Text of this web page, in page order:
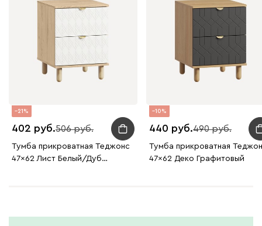
21
402 506
Тумба прикроватная Теджонс
47x62 Лист ​Белый/Дуб
10
440 490
Тумба прикроватная
47x62 Деко Графитовый